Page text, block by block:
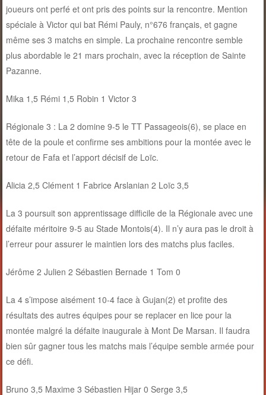
joueurs ont perfé et ont pris des points sur la rencontre. Mention
spéciale à Victor qui bat Rémi Pauly, n°676 français, et gagne
même ses 3 matchs en simple. La prochaine rencontre semble
plus abordable le 21 mars prochain, avec la réception de Sainte
Pazanne.
Mika 1,5 Rémi 1,5 Robin 1 Victor 3
Régionale 3 : La 2 domine 9-5 le TT Passageois(6), se place en
tête de la poule et confirme ses ambitions pour la montée avec le
retour de Fafa et l’apport décisif de Loïc.
Alicia 2,5 Clément 1 Fabrice Arslanian 2 Loïc 3,5
La 3 poursuit son apprentissage difficile de la Régionale avec une
défaite méritoire 9-5 au Stade Montois(4). Il n’y aura pas le droit à
l’erreur pour assurer le maintien lors des matchs plus faciles.
Jérôme 2 Julien 2 Sébastien Bernade 1 Tom 0
La 4 s’impose aisément 10-4 face à Gujan(2) et profite des
résultats des autres équipes pour se replacer en lice pour la
montée malgré la défaite inaugurale à Mont De Marsan. Il faudra
bien sûr gagner tous les matchs mais l’équipe semble armée pour
ce défi.
Bruno 3,5 Maxime 3 Sébastien Hijar 0 Serge 3,5